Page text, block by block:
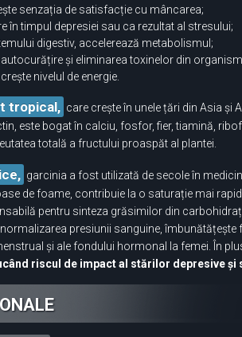
senzația de satisfacție cu mâncarea;
în timpul depresiei sau ca rezultat al stresului;
digestiv, accelerează metabolismul;
și eliminarea toxinelor din
nivelul de energie.
tropical, care crește în unele țări din Asia și
este bogat în calciu, fosfor, fier, tiamină,
totală a fructului proaspăt al plantei.
garcinia a fost utilizată de secole în
de foame, contribuie la o saturație mai
pentru sinteza grăsimilor din
presiunii sanguine,
și ale fondului hormonal la femei. În
riscul de impact al stărilor depresive